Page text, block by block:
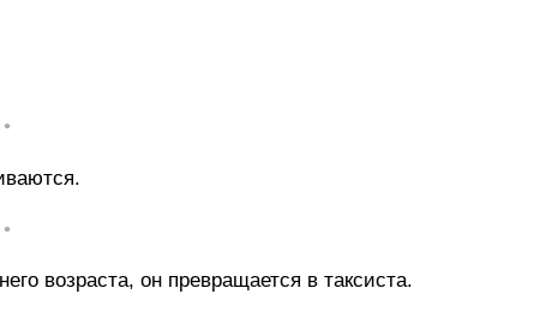
возраста, он превращается в таксиста.